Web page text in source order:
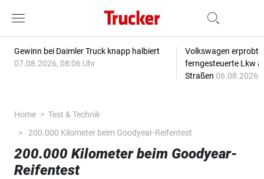
Gewinn bei Daimler Truck knapp halbiert
07.08.2026, 08:06 Uhr
Volkswagen erprobt
ferngesteuerte Lkw
Straßen 06.08.2026,
Home
Test & Technik
200.000 Kilometer beim Goodyear-Reifentest
200.000 Kilometer beim Goodyear-
Reifentest